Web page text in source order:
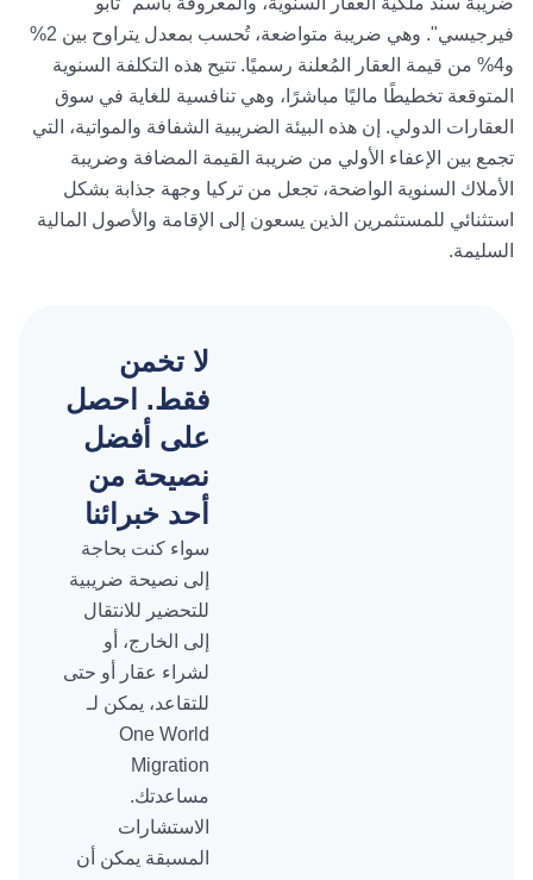
بمجرد شراء العقار، يكون الالتزام المالي الرئيسي المتكرر هو
ضريبة سند ملكية العقار السنوية، والمعروفة باسم "تابو
و4% من قيمة العقار المُعلنة رسميًا. تتيح هذه التكلفة السنوية
المتوقعة تخطيطًا ماليًا مباشرًا، وهي تنافسية للغاية في سوق
العقارات الدولي. إن هذه البيئة الضريبية الشفافة والمواتية، التي
تجمع بين الإعفاء الأولي من ضريبة القيمة المضافة وضريبة
الأملاك السنوية الواضحة، تجعل من تركيا وجهة جذابة بشكل
استثنائي للمستثمرين الذين يسعون إلى الإقامة والأصول المالية
لا تخمن
فقط. احصل
على أفضل
نصيحة من
أحد خبرائنا
سواء كنت بحاجة
إلى نصيحة ضريبية
للتحضير للانتقال
إلى الخارج، أو
لشراء عقار أو حتى
للتقاعد، يمكن لـ
One World
Migration
مساعدتك.
الاستشارات